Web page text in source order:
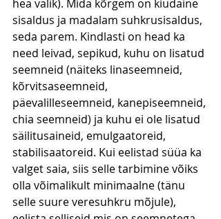
hea valik). Mida kõrgem on kiudaine
sisaldus ja madalam suhkrusisaldus,
seda parem. Kindlasti on head ka
need leivad, sepikud, kuhu on lisatud
seemneid (näiteks linaseemneid,
kõrvitsaseemneid,
päevalilleseemneid, kanepiseemneid,
chia seemneid) ja kuhu ei ole lisatud
säilitusaineid, emulgaatoreid,
stabilisaatoreid. Kui eelistad süüa ka
valget saia, siis selle tarbimine võiks
olla võimalikult minimaalne (tänu
selle suure veresuhkru mõjule),